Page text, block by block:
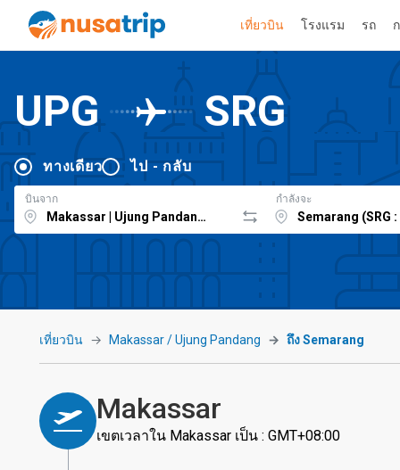
เที่ยวบิน โรงแรม รถ
UPG SRG
ทางเดียว ไป - กลับ
บินจาก กำลังจะ
เที่ยวบิน Makassar / Ujung Pandang ถึง Semarang
Makassar
เขตเวลาใน Makassar เป็น : GMT+08:00